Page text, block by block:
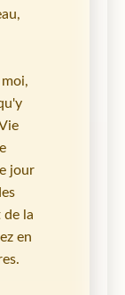
jour
de la
en